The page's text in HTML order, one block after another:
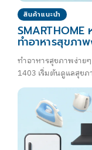
สินค้าแนะนำ
ทำอาหารสุขภา
ทำอาหารสุขภาพง่าย
1403 เริ่มต้นดูแลสุข